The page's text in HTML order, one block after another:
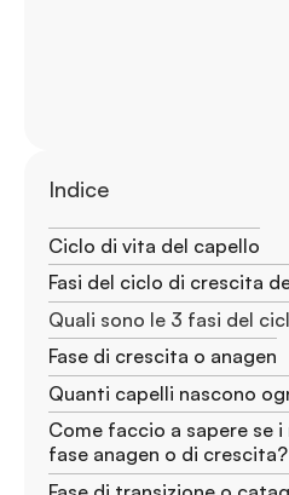
Indice
Ciclo di vita del capello
Fasi del ciclo di crescita
Quali sono le 3 fasi del
Fase di crescita o anagen
Quanti capelli nascono
Come faccio a sapere se
fase anagen o di crescita?